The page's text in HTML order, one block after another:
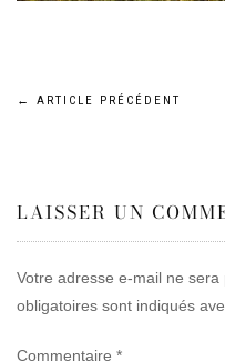
l’article
← ARTICLE PRÉCÉDENT
LAISSER UN
Votre adresse e-mail ne sera
obligatoires sont indiqués
Commentaire *